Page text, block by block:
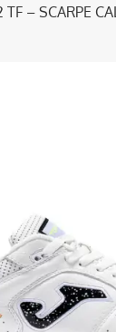
– SCARPE